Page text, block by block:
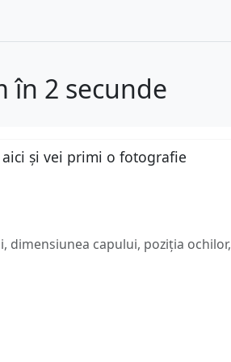
în 2 secunde
și vei primi o fotografie
dimensiunea capului, poziția ochilor,